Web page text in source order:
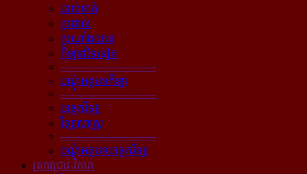
បាល់ទាត់
ប្រដាល់
ប្រណាំងយាន
កីឡាដទៃទៀត
----------------------------
បណ្ដុំអត្ថបទកីឡា
----------------------------
បច្ចេកវិទ្យា
វិទ្យាសាស្ត្រ
----------------------------
បណ្ដុំអត្ថបទបច្ចេកវិទ្យា
ស្រាវជ្រាវ-វិភាគ